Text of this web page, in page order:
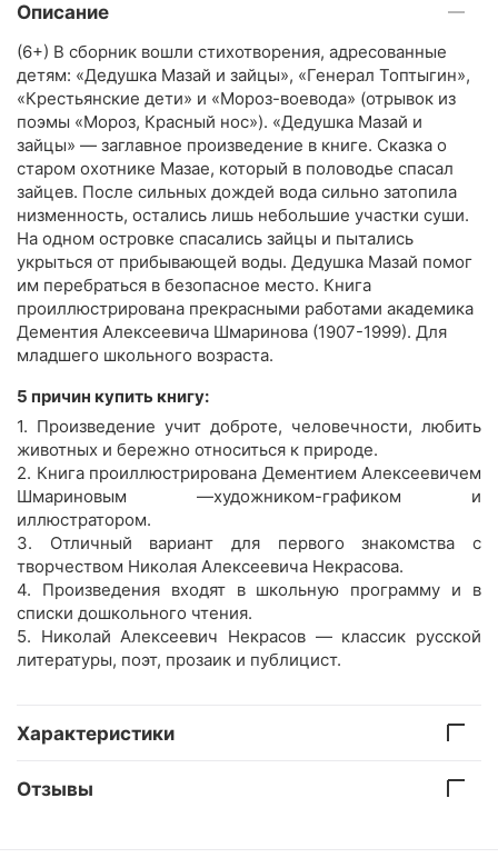
Описание
(6+) В сборник вошли стихотворения, адресованные
детям: «Дедушка Мазай и зайцы», «Генерал Топтыгин»,
«Крестьянские дети» и «Мороз-воевода» (отрывок из
поэмы «Мороз, Красный нос»). «Дедушка Мазай и
зайцы» — заглавное произведение в книге. Сказка о
старом охотнике Мазае, который в половодье спасал
зайцев. После сильных дождей вода сильно затопила
низменность, остались лишь небольшие участки суши.
На одном островке спасались зайцы и пытались
укрыться от прибывающей воды. Дедушка Мазай помог
им перебраться в безопасное место. Книга
проиллюстрирована прекрасными работами академика
Дементия Алексеевича Шмаринова (1907-1999). Для
младшего школьного возраста.
5 причин купить книгу:
1. Произведение учит доброте, человечности, любить
животных и бережно относиться к природе.
2. Книга проиллюстрирована Дементием Алексеевичем
Шмариновым —художником-графиком и
иллюстратором.
3. Отличный вариант для первого знакомства с
творчеством Николая Алексеевича Некрасова.
4. Произведения входят в школьную программу и в
списки дошкольного чтения.
5. Николай Алексеевич Некрасов — классик русской
литературы, поэт, прозаик и публицист.
Характеристики
Отзывы